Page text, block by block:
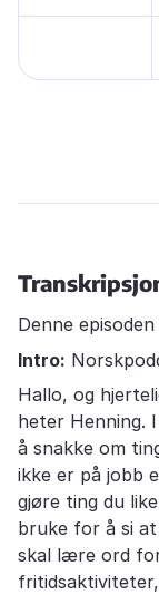
Denne
Intro:
Hallo, og
heter Henning.
å snakke om
ikke er på jobb
gjøre ting du
bruke for å si
skal lære ord